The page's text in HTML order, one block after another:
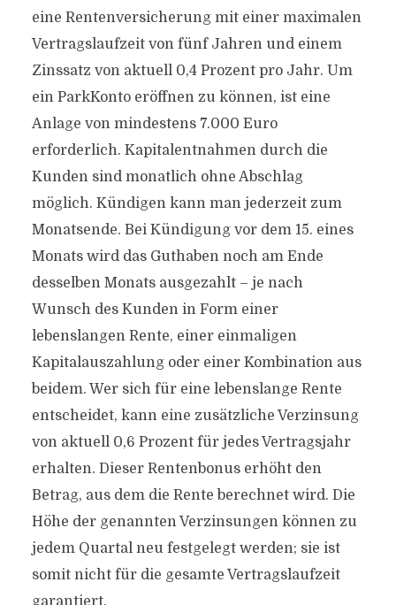
eine Rentenversicherung mit einer maximalen
Vertragslaufzeit von fünf Jahren und einem
Zinssatz von aktuell 0,4 Prozent pro Jahr. Um
ein ParkKonto eröffnen zu können, ist eine
Anlage von mindestens 7.000 Euro
erforderlich. Kapitalentnahmen durch die
Kunden sind monatlich ohne Abschlag
möglich. Kündigen kann man jederzeit zum
Monatsende. Bei Kündigung vor dem 15. eines
Monats wird das Guthaben noch am Ende
desselben Monats ausgezahlt – je nach
Wunsch des Kunden in Form einer
lebenslangen Rente, einer einmaligen
Kapitalauszahlung oder einer Kombination aus
beidem. Wer sich für eine lebenslange Rente
entscheidet, kann eine zusätzliche Verzinsung
von aktuell 0,6 Prozent für jedes Vertragsjahr
erhalten. Dieser Rentenbonus erhöht den
Betrag, aus dem die Rente berechnet wird. Die
Höhe der genannten Verzinsungen können zu
jedem Quartal neu festgelegt werden; sie ist
somit nicht für die gesamte Vertragslaufzeit
garantiert.